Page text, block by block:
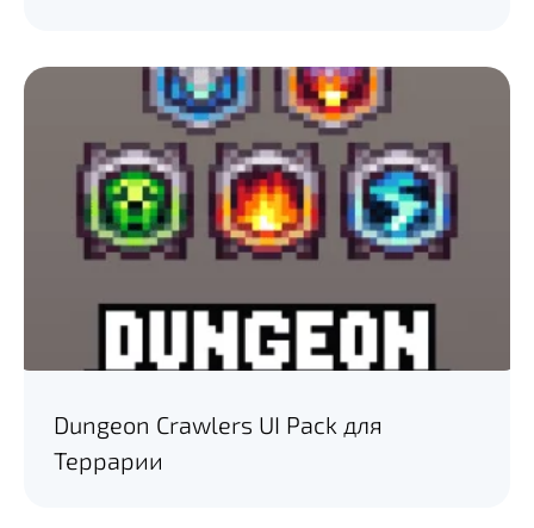
Dungeon Crawlers UI Pack для
Террарии